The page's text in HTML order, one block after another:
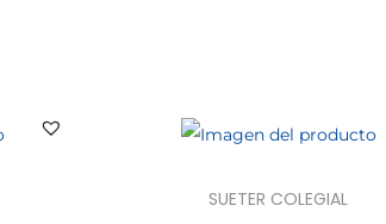
SUETER COLEGIAL